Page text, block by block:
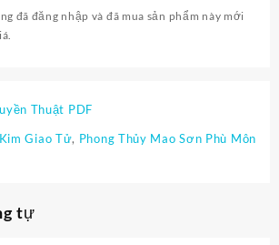
đã đăng nhập và đã mua sản phẩm này mới
Thuật PDF
Kim Giao Tử, Phong Thủy Mao Sơn Phù Môn
tự